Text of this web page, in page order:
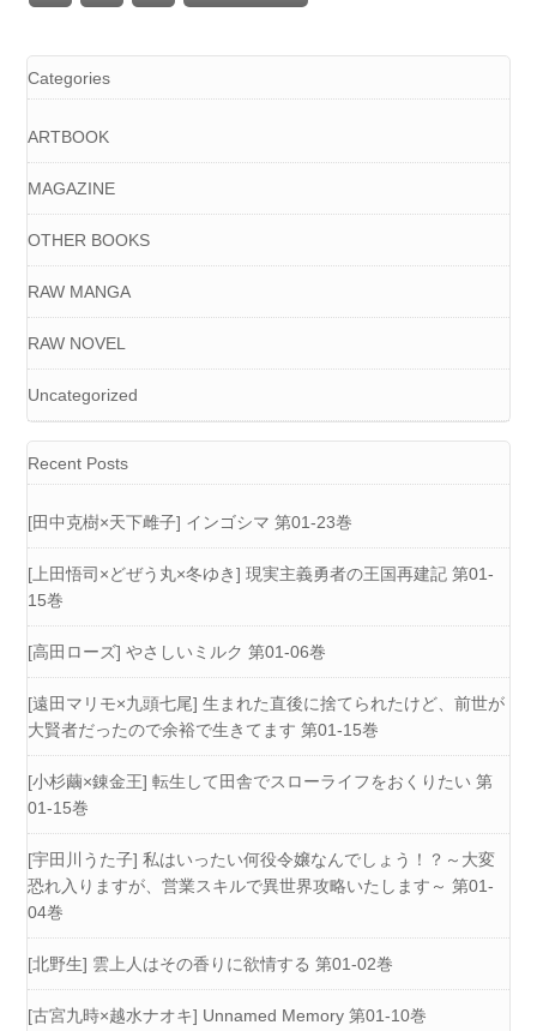
Categories
ARTBOOK
MAGAZINE
OTHER BOOKS
RAW MANGA
RAW NOVEL
Uncategorized
Recent Posts
[田中克樹×天下雌子] インゴシマ 第01-23巻
[上田悟司×どぜう丸×冬ゆき] 現実主義勇者の王国再建記 第01-
15巻
[高田ローズ] やさしいミルク 第01-06巻
[遠田マリモ×九頭七尾] 生まれた直後に捨てられたけど、前世が
大賢者だったので余裕で生きてます 第01-15巻
[小杉繭×錬金王] 転生して田舎でスローライフをおくりたい 第
01-15巻
[宇田川うた子] 私はいったい何役令嬢なんでしょう！？～大変
恐れ入りますが、営業スキルで異世界攻略いたします～ 第01-
04巻
[北野生] 雲上人はその香りに欲情する 第01-02巻
[古宮九時×越水ナオキ] Unnamed Memory 第01-10巻